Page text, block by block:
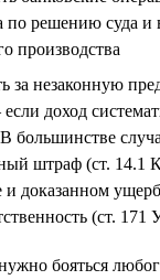
по решению суда и
производства
за незаконную
доход
большинстве
штраф (ст.
и доказанном
(ст.
бояться